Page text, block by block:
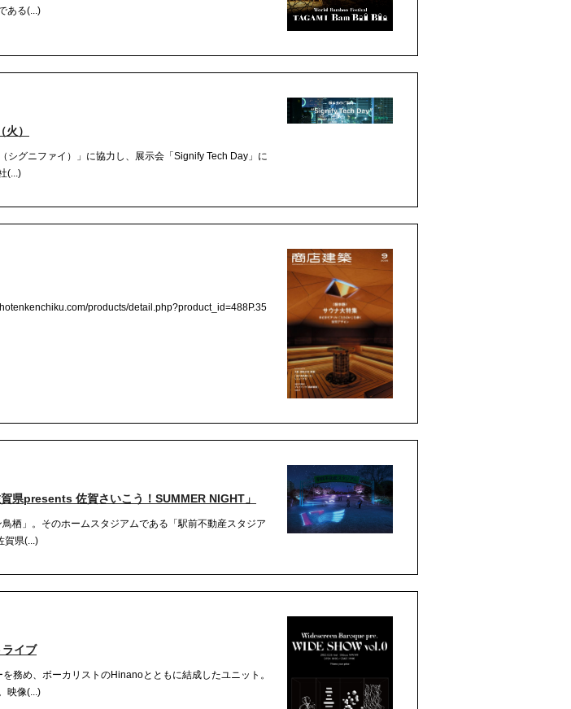
ある(...)
）
グニファイ）」に協力し、展示会「Signify Tech Day」に
(...)
products/detail.php?product_id=488P.35
県presents 佐賀さいこう！SUMMER NIGHT」
栖」。そのホームスタジアムである「駅前不動産スタジア
賀県(...)
イブ
務め、ボーカリストのHinanoとともに結成したユニット。
映像(...)